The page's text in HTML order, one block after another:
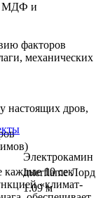
МДФ и
факторов
механических
настоящих дров,
каждые 10 сек
«климат-
Электрокамин
Interflame Лорд
1.09 м